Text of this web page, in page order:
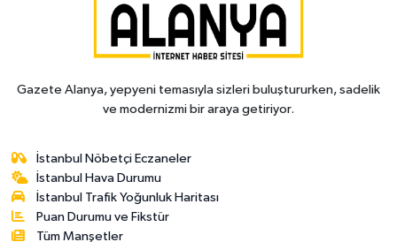
Gazete Alanya, yepyeni temasıyla sizleri buluştururken, sadelik
ve modernizmi bir araya getiriyor.
İstanbul Nöbetçi Eczaneler
İstanbul Hava Durumu
İstanbul Trafik Yoğunluk Haritası
Puan Durumu ve Fikstür
Tüm Manşetler